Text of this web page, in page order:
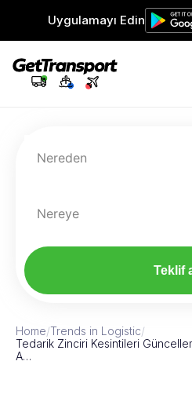
Uygulamayı Edin
Nereden
Nereye
Teklif
Home/Trends in Logistic/
Tedarik Zinciri Kesintileri
A…